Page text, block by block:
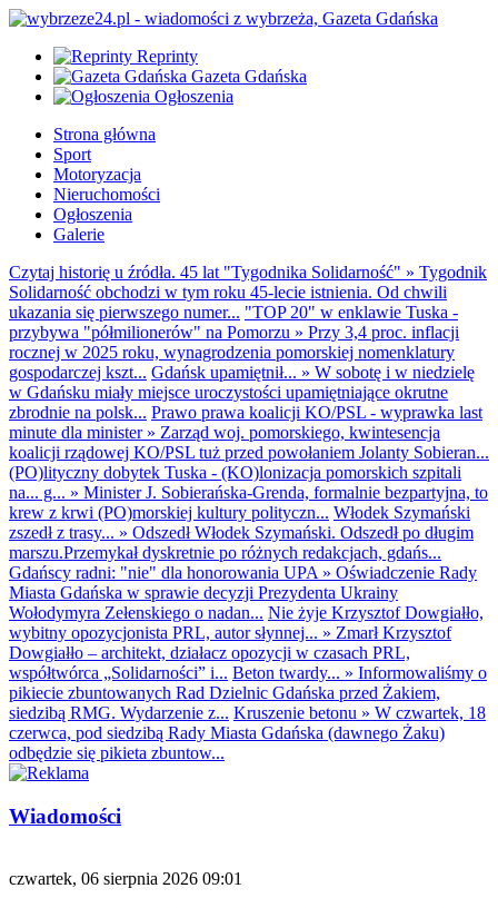
Reprinty
Gazeta Gdańska
Ogłoszenia
Strona główna
Sport
Motoryzacja
Nieruchomości
Ogłoszenia
Galerie
Czytaj historię u źródła. 45 lat "Tygodnika Solidarność" » Tygodnik
Solidarność obchodzi w tym roku 45-lecie istnienia. Od chwili
ukazania się pierwszego numer... "TOP 20" w enklawie Tuska -
przybywa "półmilionerów" na Pomorzu » Przy 3,4 proc. inflacji
rocznej w 2025 roku, wynagrodzenia pomorskiej nomenklatury
gospodarczej kszt... Gdańsk upamiętnił... » W sobotę i w niedzielę
w Gdańsku miały miejsce uroczystości upamiętniające okrutne
zbrodnie na polsk... Prawo prawa koalicji KO/PSL - wyprawka last
minute dla minister» Zarząd woj. pomorskiego, kwintesencja
koalicji rządowej KO/PSL tuż przed powołaniem Jolanty Sobieran...
(PO)lityczny dobytek Tuska - (KO)lonizacja pomorskich szpitali
na... g... » Minister J. Sobierańska-Grenda, formalnie bezpartyjna, to
krew z krwi (PO)morskiej kultury polityczn... Włodek Szymański
zszedł z trasy... » Odszedł Włodek Szymański. Odszedł po długim
marszu.Przemykał dyskretnie po różnych redakcjach, gdańs...
Gdańscy radni: "nie" dla honorowania UPA » Oświadczenie Rady
Miasta Gdańska w sprawie decyzji Prezydenta Ukrainy
Wołodymyra Zełenskiego o nadan... Nie żyje Krzysztof Dowgiałło,
wybitny opozycjonista PRL, autor słynnej... » Zmarł Krzysztof
Dowgiałło – architekt, działacz opozycji w czasach PRL,
współtwórca „Solidarności” i... Beton twardy... » Informowaliśmy o
pikiecie zbuntowanych Rad Dzielnic Gdańska przed Żakiem,
siedzibą RMG. Wydarzenie z... Kruszenie betonu » W czwartek, 18
czerwca, pod siedzibą Rady Miasta Gdańska (dawnego Żaku)
odbędzie się pikieta zbuntow...
Wiadomości
czwartek, 06 sierpnia 2026 09:01